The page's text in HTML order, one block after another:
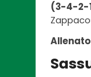
(3-4-2-